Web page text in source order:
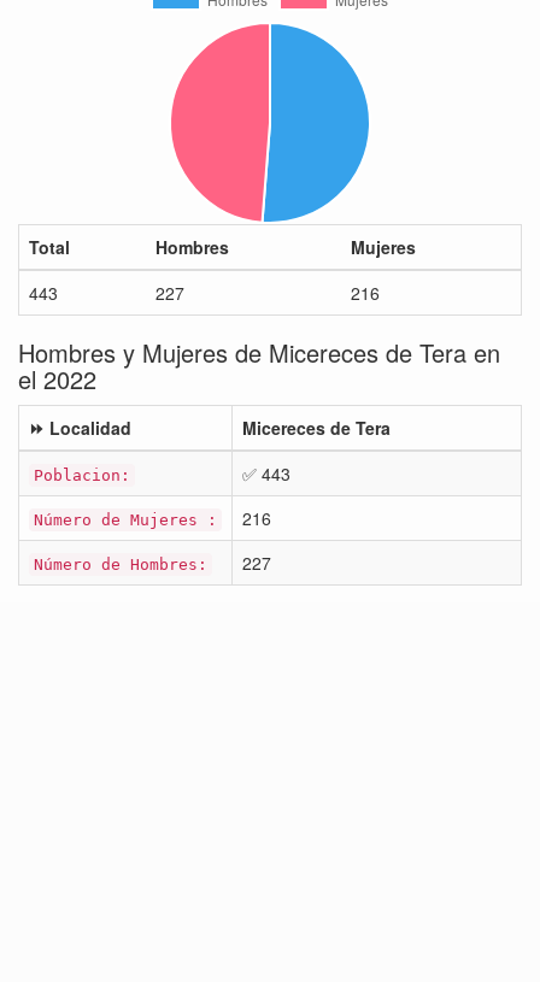
Total Hombres
Mujeres
443
227 216
Hombres y Mujeres de Micereces de Tera en
el 2022
⏩ Localidad Micereces de Tera
Poblacion: ✅ 443
Número de Mujeres : 216
Número de Hombres: 227